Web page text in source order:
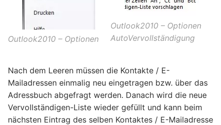
Outlook2010 – Optionen
Outlook2010 – Optionen
AutoVervollständigung
Nach dem Leeren müssen die Kontakte / E-
Mailadressen einmalig neu eingetragen bzw. über das
Adressbuch abgefragt werden. Danach wird die neue
Vervollständigen-Liste wieder gefüllt und kann beim
nächsten Eintrag des selben Kontaktes / E-Mailadresse